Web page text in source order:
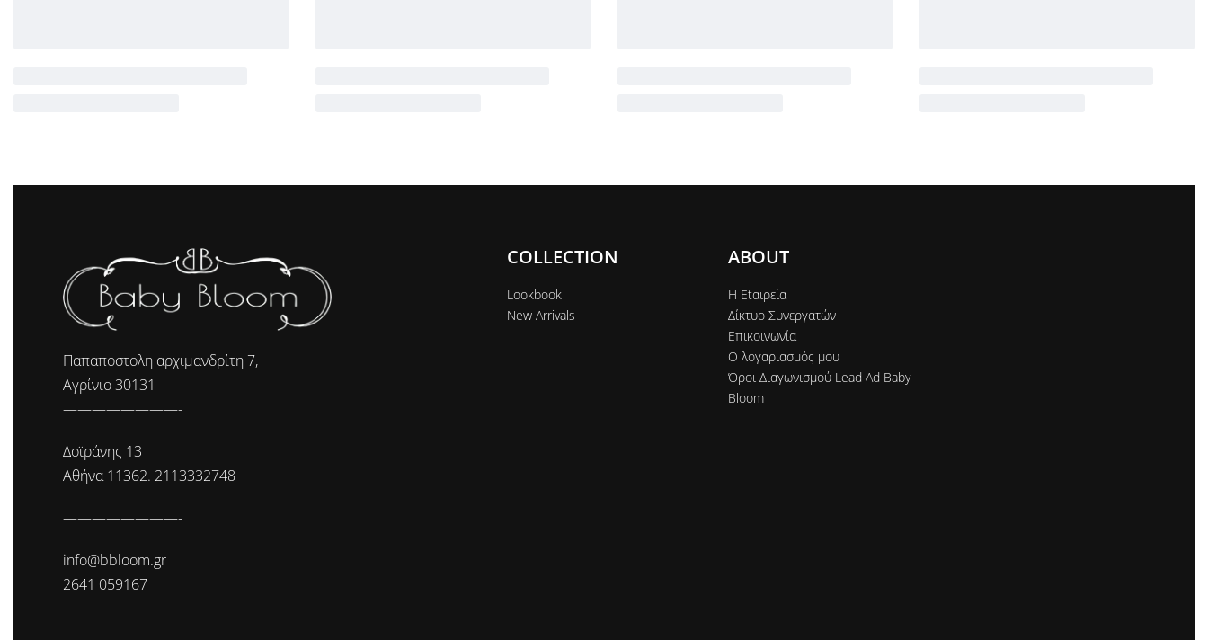
Παπαποστολη αρχιμανδρίτη 7,
Αγρίνιο 30131
————————-
Δοϊράνης 13
Αθήνα 11362. 2113332748
————————-
info@bbloom.gr
2641 059167
COLLECTION
Lookbook
New Arrivals
ABOUT
Η Εtαιρεία
Δίκτυο Συνεργατών
Επικοινωνία
Ο λογαριασμός μου
Όροι Διαγωνισμού Lead Ad Baby
Bloom